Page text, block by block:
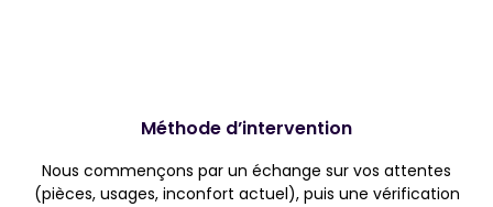
Méthode d’intervention
Nous commençons par un échange sur vos attentes
(pièces, usages, inconfort actuel), puis une vérification